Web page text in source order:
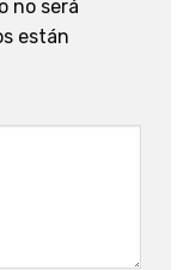
no será
están